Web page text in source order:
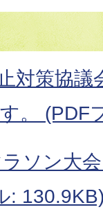
対策協
。 (PDF
ソン大
: